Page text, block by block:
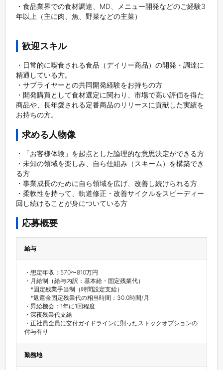
・食品業界での食材調達、MD、メニュー開発などのご経験3
年以上（主に肉、魚、野菜などの主菜）
歓迎スキル
・日常的に喫食される食品（デイリー商品）の開発・調達に
精通している方。
・サプライヤーとの共同開発経験をお持ちの方
・開発購買として食材選定に関わり、市場で高い評価を得た
商品や、長年愛される定番商品のリリースに貢献した実績を
お持ちの方。
求める人物像
・「お客様体験」を起点とした論理的な意思決定ができる方
・未知の領域を楽しみ、自ら仕組み（スキーム）を構築でき
る方
・事業成長のために自ら領域を広げ、改善し続けられる方
・柔軟性を持って、軌道修正・改善サイクルをスピーディー
回し続けることが身についている方
応募概要
給与
・想定年収：570〜810万円
・月給制（給与内訳：基本給・固定残業代）
*固定残業手当制（時間設定支給）
*返還金固定残業代の相当時間：30.0時間/月
・昇給機会：1年に1回程度
・深夜残業代支給
・正社員全員に交付ガイドラインに則ったストックオプションの
付与有り
勤務地